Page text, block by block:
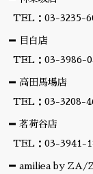
TEL：03-3235-
目白店
TEL：03-3986-
高田馬場店
TEL：03-3208-
茗荷谷店
TEL：03-3941-
amiliea by ZA/